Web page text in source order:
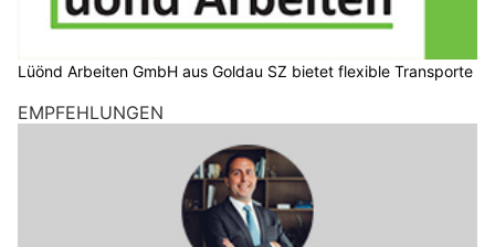
Lüönd Arbeiten GmbH aus Goldau SZ bietet flexible Transporte
EMPFEHLUNGEN